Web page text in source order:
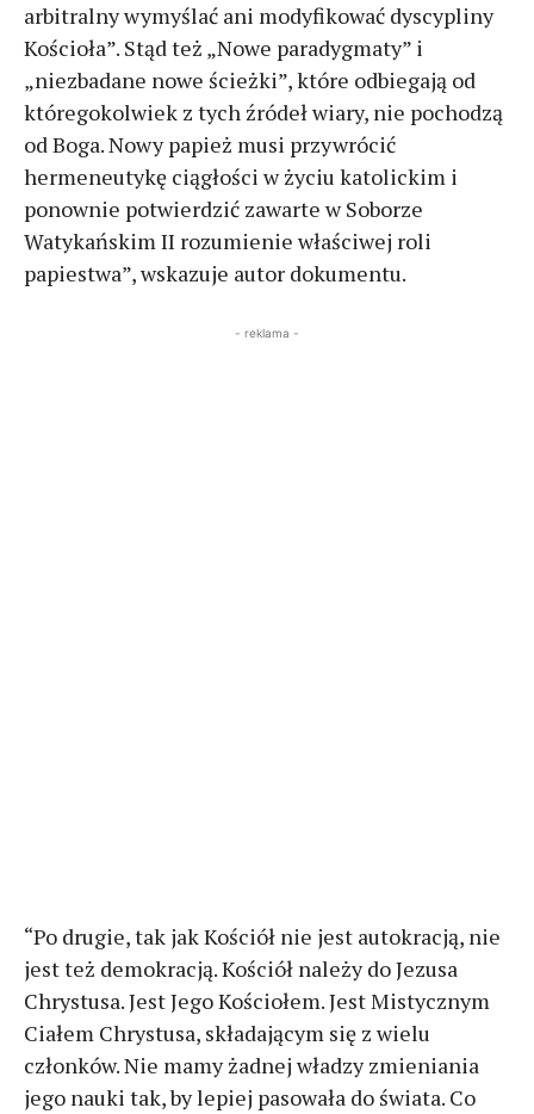
arbitralny wymyślać ani modyfikować dyscypliny
Kościoła”. Stąd też „Nowe paradygmaty” i
„niezbadane nowe ścieżki”, które odbiegają od
któregokolwiek z tych źródeł wiary, nie pochodzą
od Boga. Nowy papież musi przywrócić
hermeneutykę ciągłości w życiu katolickim i
ponownie potwierdzić zawarte w Soborze
Watykańskim II rozumienie właściwej roli
papiestwa”, wskazuje autor dokumentu.
- reklama -
“Po drugie, tak jak Kościół nie jest autokracją, nie
jest też demokracją. Kościół należy do Jezusa
Chrystusa. Jest Jego Kościołem. Jest Mistycznym
Ciałem Chrystusa, składającym się z wielu
członków. Nie mamy żadnej władzy zmieniania
jego nauki tak, by lepiej pasowała do świata. Co